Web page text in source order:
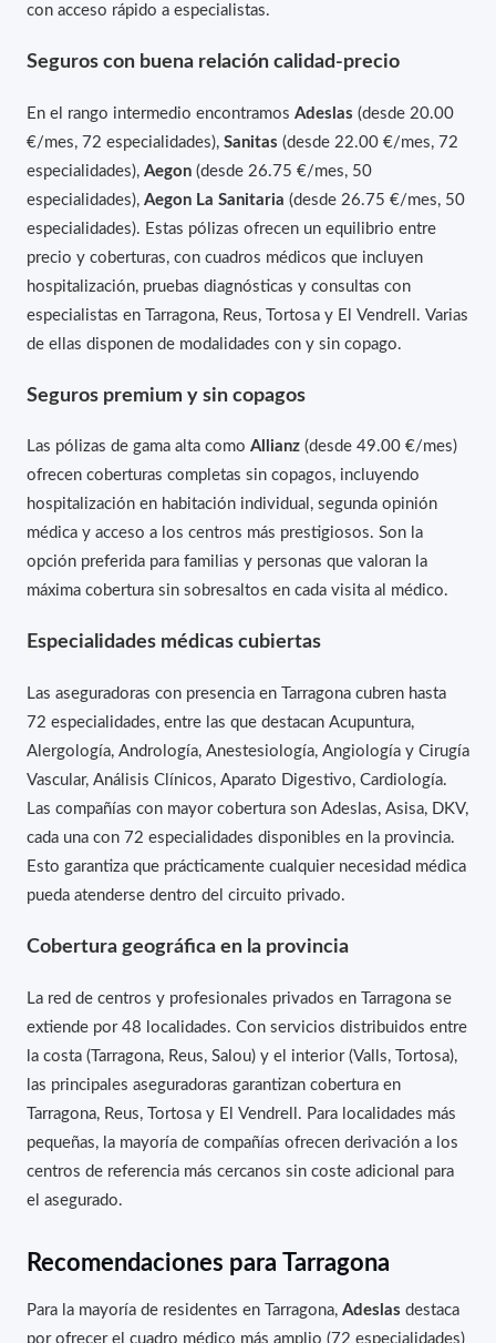
con acceso rápido a especialistas.
Seguros con buena relación calidad-precio
En el rango intermedio encontramos Adeslas (desde 20.00
€/mes, 72 especialidades), Sanitas (desde 22.00 €/mes, 72
especialidades), Aegon (desde 26.75 €/mes, 50
especialidades), Aegon La Sanitaria (desde 26.75 €/mes, 50
especialidades). Estas pólizas ofrecen un equilibrio entre
precio y coberturas, con cuadros médicos que incluyen
hospitalización, pruebas diagnósticas y consultas con
especialistas en Tarragona, Reus, Tortosa y El Vendrell. Varias
de ellas disponen de modalidades con y sin copago.
Seguros premium y sin copagos
Las pólizas de gama alta como Allianz (desde 49.00 €/mes)
ofrecen coberturas completas sin copagos, incluyendo
hospitalización en habitación individual, segunda opinión
médica y acceso a los centros más prestigiosos. Son la
opción preferida para familias y personas que valoran la
máxima cobertura sin sobresaltos en cada visita al médico.
Especialidades médicas cubiertas
Las aseguradoras con presencia en Tarragona cubren hasta
72 especialidades, entre las que destacan Acupuntura,
Alergología, Andrología, Anestesiología, Angiología y Cirugía
Vascular, Análisis Clínicos, Aparato Digestivo, Cardiología.
Las compañías con mayor cobertura son Adeslas, Asisa, DKV,
cada una con 72 especialidades disponibles en la provincia.
Esto garantiza que prácticamente cualquier necesidad médica
pueda atenderse dentro del circuito privado.
Cobertura geográfica en la provincia
La red de centros y profesionales privados en Tarragona se
extiende por 48 localidades. Con servicios distribuidos entre
la costa (Tarragona, Reus, Salou) y el interior (Valls, Tortosa),
las principales aseguradoras garantizan cobertura en
Tarragona, Reus, Tortosa y El Vendrell. Para localidades más
pequeñas, la mayoría de compañías ofrecen derivación a los
centros de referencia más cercanos sin coste adicional para
el asegurado.
Recomendaciones para Tarragona
Para la mayoría de residentes en Tarragona, Adeslas destaca
por ofrecer el cuadro médico más amplio (72 especialidades)